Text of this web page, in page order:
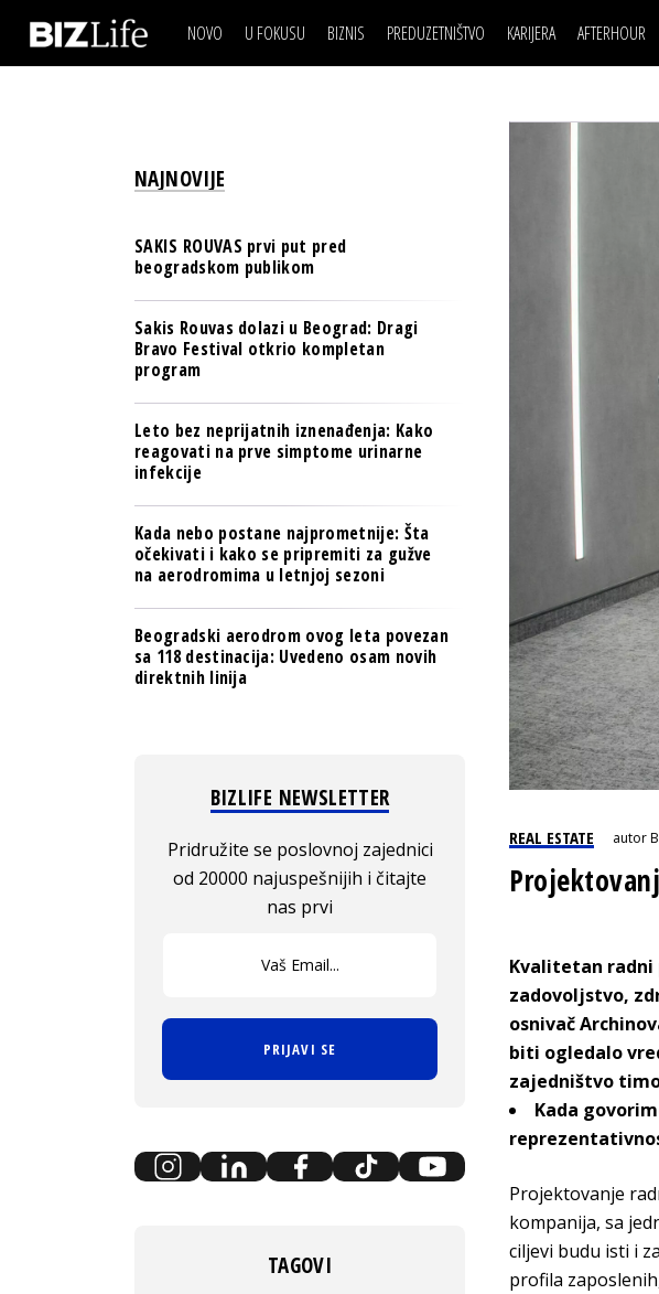
NOVO U FOKUSU BIZNIS
OSIGURANJE
TECH I AI
PULS REGIONA
NOVO NA RAFU
PREDUZETNIŠTVO KARIJERA AFTERHOUR
IZJAVA DANABIZNIS SCENA
BREND I KOMUNIKACIJE
PULS REGIONA
POSAO
MOJ UGAO
FILM I
AUTO
REAL ESTATE autor
Kvalitetan radni
zadovoljstvo,
osnivač
biti ogledalo
zajedništvo
Kada
Projektovanje
kompanija, sa
ciljevi budu isti i
profila
NAJNOVIJE
SAKIS ROUVAS prvi put pred
beogradskom publikom
Sakis Rouvas dolazi u Beograd: Dragi
Bravo Festival otkrio kompletan
program
Leto bez neprijatnih iznenađenja: Kako
reagovati na prve simptome urinarne
infekcije
Kada nebo postane najprometnije: Šta
očekivati i kako se pripremiti za gužve
na aerodromima u letnjoj sezoni
Beogradski aerodrom ovog leta povezan
sa 118 destinacija: Uvedeno osam novih
direktnih linija
BIZLIFE NEWSLETTER
Pridružite se poslovnoj zajednici
od 20000 najuspešnijih i čitajte
nas prvi
PRIJAVI SE
TAGOVI